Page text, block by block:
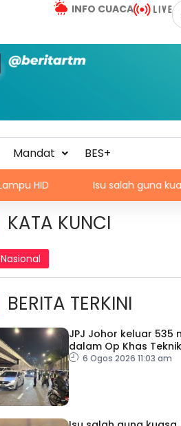
INFO CUACA
Mandat BES+
Isu salah guna kuasa
KATA KUNCI
Nasional
BERITA TERKINI
JPJ Johor keluar 535
dalam Op Khas
Lampu HID
6 Ogos 2026 11:03 am